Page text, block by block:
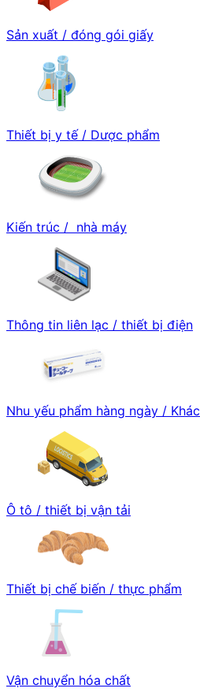
Sản xuất / đóng gói giấy
Thiết bị y tế / Dược phẩm
Kiến trúc / nhà máy
Thông tin liên lạc / thiết bị điện
Nhu yếu phẩm hàng ngày / Khác
Ô tô / thiết bị vận tải
Thiết bị chế biến / thực phẩm
Vận chuyển hóa chất